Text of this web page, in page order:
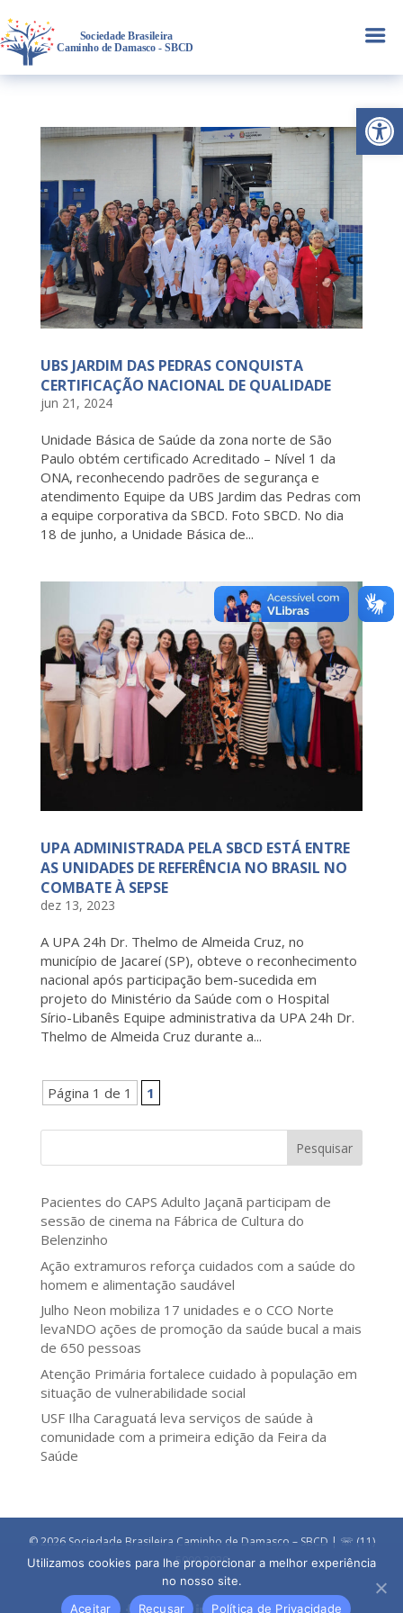
Abrir
a
UBS JARDIM DAS PEDRAS CONQUISTA
CERTIFICAÇÃO NACIONAL DE QUALIDADE
jun 21, 2024
Unidade Básica de Saúde da zona norte de São
Paulo obtém certificado Acreditado – Nível 1 da
ONA, reconhecendo padrões de segurança e
atendimento Equipe da UBS Jardim das Pedras com
a equipe corporativa da SBCD. Foto SBCD. No dia
18 de junho, a Unidade Básica de...
UPA ADMINISTRADA PELA SBCD ESTÁ ENTRE
AS UNIDADES DE REFERÊNCIA NO BRASIL NO
COMBATE À SEPSE
dez 13, 2023
A UPA 24h Dr. Thelmo de Almeida Cruz, no
município de Jacareí (SP), obteve o reconhecimento
nacional após participação bem-sucedida em
projeto do Ministério da Saúde com o Hospital
Sírio-Libanês Equipe administrativa da UPA 24h Dr.
Thelmo de Almeida Cruz durante a...
Página 1 de 1 1
Pesquisar
Pacientes do CAPS Adulto Jaçanã participam de
sessão de cinema na Fábrica de Cultura do
Belenzinho
Ação extramuros reforça cuidados com a saúde do
homem e alimentação saudável
Julho Neon mobiliza 17 unidades e o CCO Norte
levaNDO ações de promoção da saúde bucal a mais
de 650 pessoas
Atenção Primária fortalece cuidado à população em
situação de vulnerabilidade social
USF Ilha Caraguatá leva serviços de saúde à
comunidade com a primeira edição da Feira da
Saúde
© 2026 Sociedade Brasileira Caminho de Damasco – SBCD | ☏ (11)
5090 3030
Utilizamos cookies para lhe proporcionar a melhor experiência
no nosso site.
Aceitar
Recusar Política de Privacidade